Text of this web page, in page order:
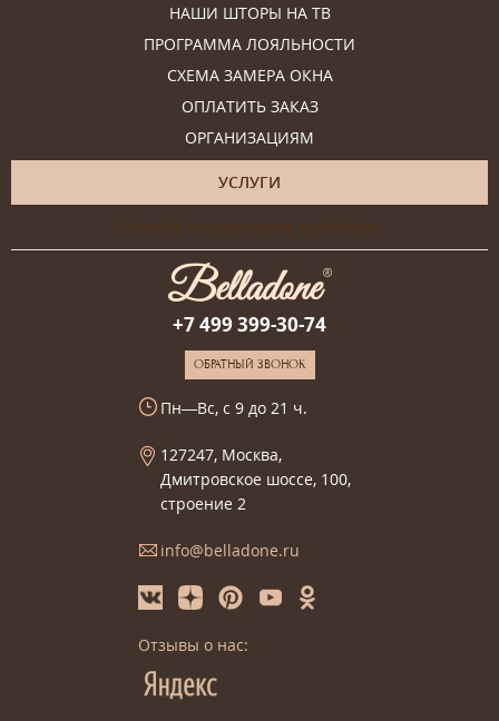
НАШИ ШТОРЫ НА ТВ
ПРОГРАММА ЛОЯЛЬНОСТИ
СХЕМА ЗАМЕРА ОКНА
ОПЛАТИТЬ ЗАКАЗ
ОРГАНИЗАЦИЯМ
УСЛУГИ
Онлайн-консультация дизайнера
+7 499 399-30-74
ОБРАТНЫЙ ЗВОНОК
Пн—Вс, с 9 до 21 ч.
127247, Москва,
Дмитровское шоссе, 100,
строение 2
info@belladone.ru
Отзывы о нас: